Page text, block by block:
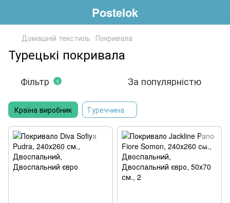
Postelok
Домашній текстиль Покривала
Турецькі покривала
Фільтр 1 За популярністю
Країна виробник Туреччина